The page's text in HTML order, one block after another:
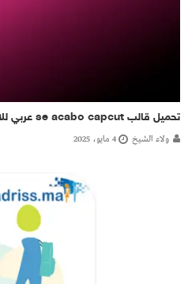
تحميل قالب se acabo capcut عربي للاندرويد 2025
ولاء الشيخ 4 مايو، 2025